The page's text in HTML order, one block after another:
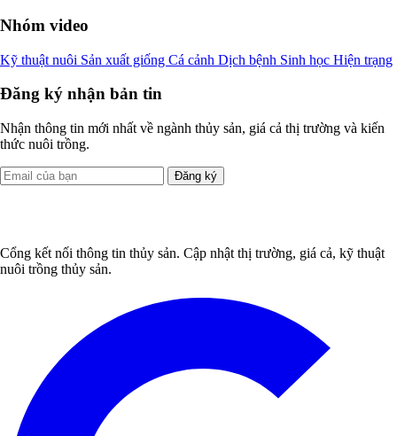
Nhóm video
Kỹ thuật nuôi Sản xuất giống Cá cảnh Dịch bệnh Sinh học Hiện trạng
Đăng ký nhận bản tin
Nhận thông tin mới nhất về ngành thủy sản, giá cả thị trường và kiến
thức nuôi trồng.
Đăng ký
Cổng kết nối thông tin thủy sản. Cập nhật thị trường, giá cả, kỹ thuật
nuôi trồng thủy sản.